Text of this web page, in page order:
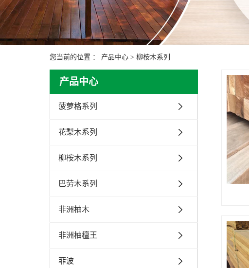
您当前的位置 ： 产品中心 > 柳桉木系列
产品中心
菠萝格系列
花梨木系列
柳桉木系列
巴劳木系列
非洲柚木
非洲柚檀王
菲波